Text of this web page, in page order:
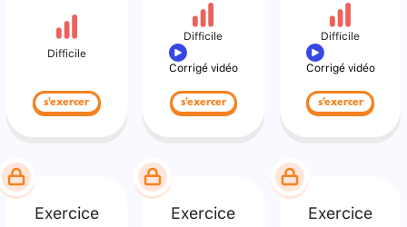
Difficile
s'exercer
Difficile
Corrigé vidéo
s'exercer
Difficile
Corrigé vidéo
s'exercer
Exercice Exercice Exercice